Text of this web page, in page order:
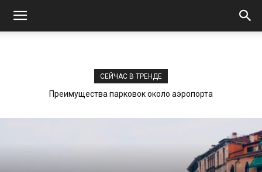
СЕЙЧАС В ТРЕНДЕ
Преимущества парковок около аэропорта